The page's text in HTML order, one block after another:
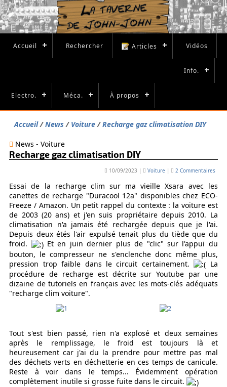
Accueil Rechercher Articles Vidéos
Info.
Electro. Méca. À propos
Accueil News Voiture Recharge gaz climatisation DIY
News - Voiture
Recharge gaz climatisation DIY
10/09/2023 | Voiture | 2 Commentaires
Essai de la recharge clim sur ma vieille Xsara avec les
canettes de recharge "Duracool 12a" disponibles chez ECO-
Freeze / Amazon. Un petit rappel du contexte : la voiture est
de 2003 (20 ans) et j'en suis propriétaire depuis 2010. La
climatisation n'a jamais été rechargée depuis que je l'ai.
Depuis deux étés l'air expulsé tenait plus du tiède que du
froid.
Et en juin dernier plus de "clic" sur l'appui du
bouton, le compresseur ne s'enclenche donc même plus,
pression trop faible dans le circuit certainement.
La
procédure de recharge est décrite sur Youtube par une
dizaine de tutoriels en français avec les mots-clés adéquats
"recharge clim voiture".
Tout s'est bien passé, rien n'a explosé et deux semaines
après le remplissage, le froid est toujours là et
heureusement car j'ai du la prendre pour mettre pas mal
des déchets verts en déchetterie en ces temps de canicule.
Reste à voir dans le temps... Évidemment opération
complètement inutile si grosse fuite dans le circuit.